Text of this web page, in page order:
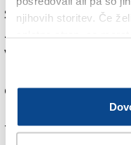
njihovih storitev. Če
Sredi nedeljskega
že zapuščala severne
vreme postopno
popoldanskih urah se
deželi, nazadnje na
močna burja. V
toda bo vetrovno.